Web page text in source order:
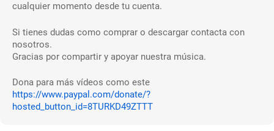
cualquier momento desde tu cuenta.
Si tienes dudas como comprar o descargar contacta con
nosotros.
Gracias por compartir y apoyar nuestra música.
Dona para más vídeos como este
https://www.paypal.com/donate/?
hosted_button_id=8TURKD49ZTTT